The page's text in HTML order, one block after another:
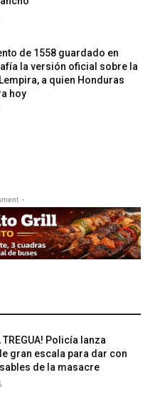
de 1558 guardado en
la versión oficial sobre la
a quien Honduras
hoy
-
TREGUA! Policía lanza
gran escala para dar con
de la masacre